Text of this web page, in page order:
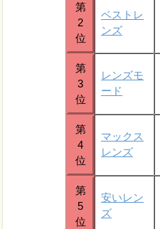
第
2
位
ベストレ
ンズ
第
3
位
レンズモ
ード
第
4
位
マックス
レンズ
第
5
位
安いレン
ズ